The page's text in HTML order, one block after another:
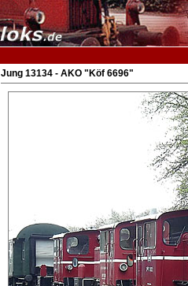
Jung 13134 - AKO "Köf 6696"